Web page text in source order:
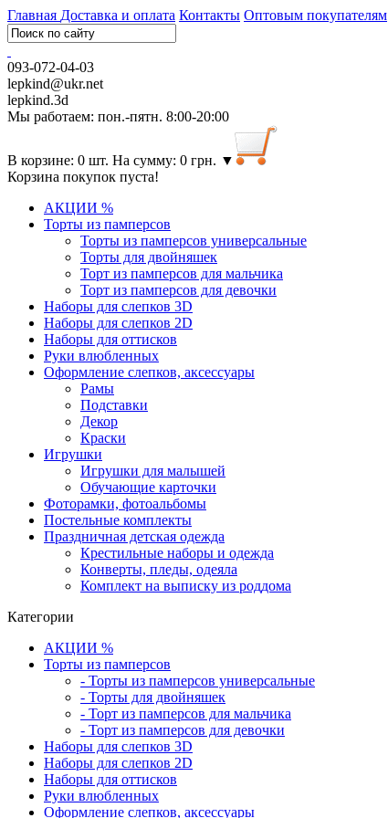
Главная Доставка и оплата Контакты Оптовым покупателям
093-072-04-03
lepkind@ukr.net
lepkind.3d
Мы работаем: пон.-пятн. 8:00-20:00
В корзине: 0 шт. На сумму: 0 грн. ▼
Корзина покупок пуста!
АКЦИИ %
Торты из памперсов
Торты из памперсов универсальные
Торты для двойняшек
Торт из памперсов для мальчика
Торт из памперсов для девочки
Наборы для слепков 3D
Наборы для слепков 2D
Наборы для оттисков
Руки влюбленных
Оформление слепков, аксессуары
Рамы
Подставки
Декор
Краски
Игрушки
Игрушки для малышей
Обучающие карточки
Фоторамки, фотоальбомы
Постельные комплекты
Праздничная детская одежда
Крестильные наборы и одежда
Конверты, пледы, одеяла
Комплект на выписку из роддома
Категории
АКЦИИ %
Торты из памперсов
- Торты из памперсов универсальные
- Торты для двойняшек
- Торт из памперсов для мальчика
- Торт из памперсов для девочки
Наборы для слепков 3D
Наборы для слепков 2D
Наборы для оттисков
Руки влюбленных
Оформление слепков, аксессуары